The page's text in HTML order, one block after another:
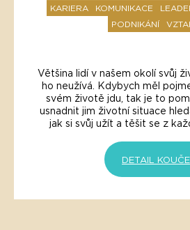
KARIERA KOMUNIKACE
PODNIKÁNÍ
Většina lidí v našem okolí svůj
ho neužívá. Kdybych měl
svém životě jdu, tak je to
usnadnit jim životní situace
jak si svůj užít a těšit se z
DETAIL KOUČE